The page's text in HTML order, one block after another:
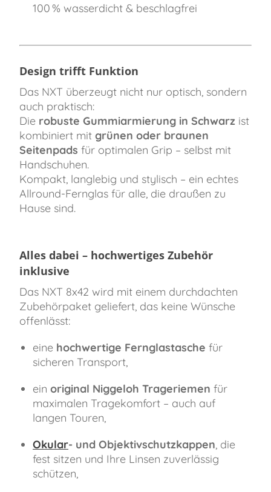
100 % wasserdicht & beschlagfrei
Design trifft Funktion
Das NXT überzeugt nicht nur optisch, sondern
auch praktisch:
Die robuste Gummiarmierung in Schwarz ist
kombiniert mit grünen oder braunen
Seitenpads für optimalen Grip – selbst mit
Handschuhen.
Kompakt, langlebig und stylisch – ein echtes
Allround-Fernglas für alle, die draußen zu
Hause sind.
Alles dabei – hochwertiges Zubehör
inklusive
Das NXT 8x42 wird mit einem durchdachten
Zubehörpaket geliefert, das keine Wünsche
offenlässt:
eine hochwertige Fernglastasche für
sicheren Transport,
ein original Niggeloh Trageriemen für
maximalen Tragekomfort – auch auf
langen Touren,
Okular- und Objektivschutzkappen, die
fest sitzen und Ihre Linsen zuverlässig
schützen,